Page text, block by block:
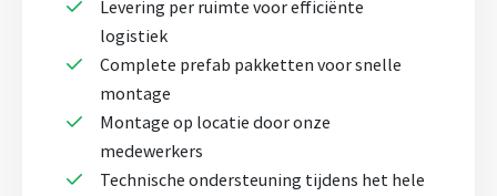
Levering per ruimte voor efficiënte
logistiek
Complete prefab pakketten voor snelle
montage
Montage op locatie door onze
medewerkers
Technische ondersteuning tijdens het hele